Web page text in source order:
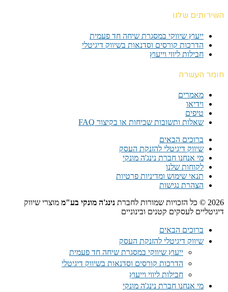
השירותים שלנו
ייעוץ שיווקי במסגרת שיחה חד פעמית​
הדרכות קורסים וסדנאות בשיווק דיגיטלי
חבילות ליווי וייעוץ
חומר העשרה
מאמרים
וידיאו
טיפים
שאלות ותשובות שכיחות או בקיצור FAQ
ברוכים הבאים
שיווק דיגיטלי להזנקת העסק
מי אנחנו חברת נינג'ה מונקי
לקוחות שלנו
תנאי שימוש ומדיניות פרטיות
הצהרת נגישות
2026 © כל הזכויות שמורות לחברת
נינג'ה מונקי בע"מ מוצרי שיווק
דיגיטליים לעסקים קטנים ובינוניים
ברוכים הבאים
שיווק דיגיטלי להזנקת העסק
ייעוץ שיווקי במסגרת שיחה חד פעמית​
הדרכות קורסים וסדנאות בשיווק דיגיטלי
חבילות ליווי וייעוץ
מי אנחנו חברת נינג'ה מונקי